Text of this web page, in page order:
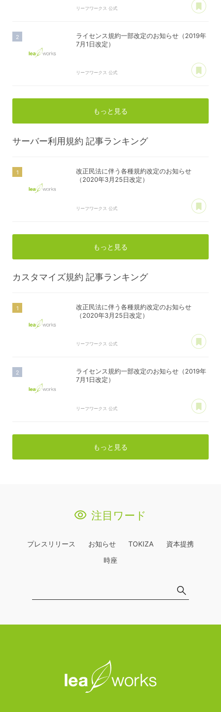
リーフワークス 公式
ライセンス規約一部改定のお知らせ（2019年
7月1日改定）
リーフワークス 公式
もっと見る
サーバー利用規約 記事ランキング
改正民法に伴う各種規約改定のお知らせ
（2020年3月25日改定）
リーフワークス 公式
もっと見る
カスタマイズ規約 記事ランキング
改正民法に伴う各種規約改定のお知らせ
（2020年3月25日改定）
リーフワークス 公式
ライセンス規約一部改定のお知らせ（2019年
7月1日改定）
リーフワークス 公式
もっと見る
注目ワード
プレスリリース お知らせ TOKIZA
資本提携
時座